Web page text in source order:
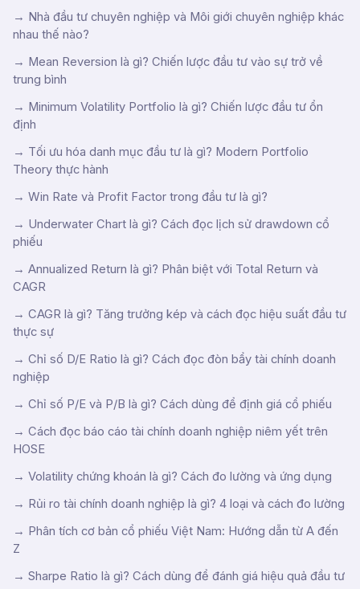
→ Nhà đầu tư chuyên nghiệp và Môi giới chuyên nghiệp khác
nhau thế nào?
→ Mean Reversion là gì? Chiến lược đầu tư vào sự trở về
trung bình
→ Minimum Volatility Portfolio là gì? Chiến lược đầu tư ổn
định
→ Tối ưu hóa danh mục đầu tư là gì? Modern Portfolio
Theory thực hành
→ Win Rate và Profit Factor trong đầu tư là gì?
→ Underwater Chart là gì? Cách đọc lịch sử drawdown cổ
phiếu
→ Annualized Return là gì? Phân biệt với Total Return và
CAGR
→ CAGR là gì? Tăng trưởng kép và cách đọc hiệu suất đầu tư
thực sự
→ Chỉ số D/E Ratio là gì? Cách đọc đòn bẩy tài chính doanh
nghiệp
→ Chỉ số P/E và P/B là gì? Cách dùng để định giá cổ phiếu
→ Cách đọc báo cáo tài chính doanh nghiệp niêm yết trên
HOSE
→ Volatility chứng khoán là gì? Cách đo lường và ứng dụng
→ Rủi ro tài chính doanh nghiệp là gì? 4 loại và cách đo lường
→ Phân tích cơ bản cổ phiếu Việt Nam: Hướng dẫn từ A đến
Z
→ Sharpe Ratio là gì? Cách dùng để đánh giá hiệu quả đầu tư